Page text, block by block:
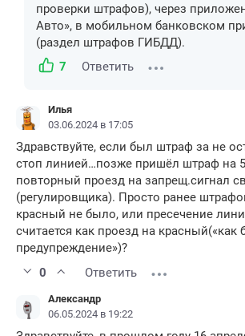
проверки штрафов), через
Авто», в мобильном банковском
(раздел штрафов ГИБДД).
7
Ответить
Илья
03.06.2024 в 17:05
Здравствуйте, если был штраф за не
стоп линией…позже пришёл штраф на
повторный проезд на запрещ.сигнал
(регулировщика). Просто ранее
красный не было, или пресечение
считается как проезд на красный(«как
предупреждение»)?
0
Ответить
Александр
06.05.2024 в 19:22